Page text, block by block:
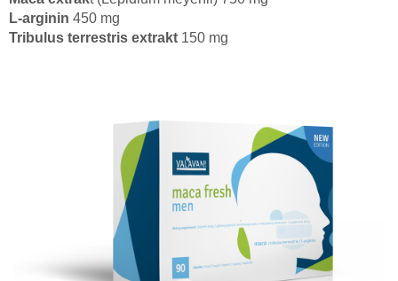
L-arginin 450 mg
Tribulus terrestris extrakt 150 mg